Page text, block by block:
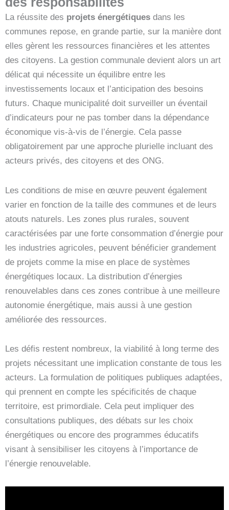
La réussite des projets énergétiques dans les
communes repose, en grande partie, sur la manière dont
elles gèrent les ressources financières et les attentes
des citoyens. La gestion communale devient alors un art
délicat qui nécessite un équilibre entre les
investissements locaux et l’anticipation des besoins
futurs. Chaque municipalité doit surveiller un éventail
d’indicateurs pour ne pas tomber dans la dépendance
économique vis-à-vis de l’énergie. Cela passe
obligatoirement par une approche plurielle incluant des
acteurs privés, des citoyens et des ONG.
Les conditions de mise en œuvre peuvent également
varier en fonction de la taille des communes et de leurs
atouts naturels. Les zones plus rurales, souvent
caractérisées par une forte consommation d’énergie pour
les industries agricoles, peuvent bénéficier grandement
de projets comme la mise en place de systèmes
énergétiques locaux. La distribution d’énergies
renouvelables dans ces zones contribue à une meilleure
autonomie énergétique, mais aussi à une gestion
améliorée des ressources.
Les défis restent nombreux, la viabilité à long terme des
projets nécessitant une implication constante de tous les
acteurs. La formulation de politiques publiques adaptées,
qui prennent en compte les spécificités de chaque
territoire, est primordiale. Cela peut impliquer des
consultations publiques, des débats sur les choix
énergétiques ou encore des programmes éducatifs
visant à sensibiliser les citoyens à l’importance de
l’énergie renouvelable.